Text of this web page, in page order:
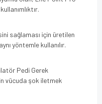
sağlaması için üretilen
yöntemle kullanılır.
Pedi Gerek
vücuda şok iletmek